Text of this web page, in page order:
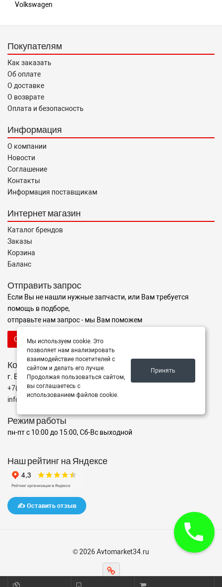
Volkswagen
Покупателям
Как заказать
Об оплате
О доставке
О возврате
Оплата и безопасность
Информация
О компании
Новости
Соглашение
Контакты
Информация поставщикам
Интернет магазин
Каталог брендов
Заказы
Корзина
Баланс
Отправить запрос
Если Вы не нашли нужные запчасти, или Вам требуется
помощь в подборе,
отправьте нам запрос - мы Вам поможем
Отправить запрос продавцу
Контакты
г. Волгоград ул. ул. маршала Еременко 98
+7(962)760-02-00
info@avtomarket34.ru
Режим работы
пн-пт с 10:00 до 15:00, Сб-Вс выходной
Наш рейтинг на Яндексе
✍️ Оставить отзыв
© 2026 Avtomarket34.ru
Мы используем cookie. Это
позволяет нам анализировать
взаимодействие посетителей с
сайтом и делать его лучше.
Продолжая пользоваться сайтом,
вы соглашаетесь с
использованием файлов cookie.
Принять